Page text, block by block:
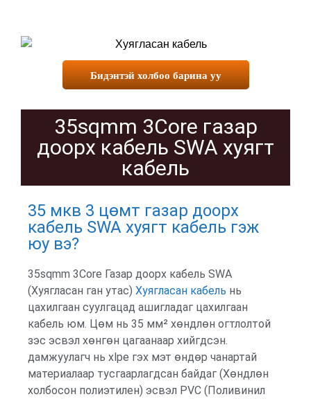
Бидэнтэй холбоо барина уу
35sqmm 3Core газар
доорх кабель SWA хуягт
кабель
35 мкв 3 цөмт газар доорх
кабель SWA хуягт кабель гэж
юу вэ?
35sqmm 3Core Газар доорх кабель SWA
(Хуягласан ган утас) Хуягласан кабель нь
цахилгаан суулгацад ашигладаг цахилгаан
кабель юм. Цөм нь 35 мм² хөндлөн огтлолтой
зэс эсвэл хөнгөн цагаанаар хийгдсэн.
дамжуулагч нь xlpe гэх мэт өндөр чанартай
материалаар тусгаарлагдсан байдаг (Хөндлөн
холбосон полиэтилен) эсвэл PVC (Поливинил